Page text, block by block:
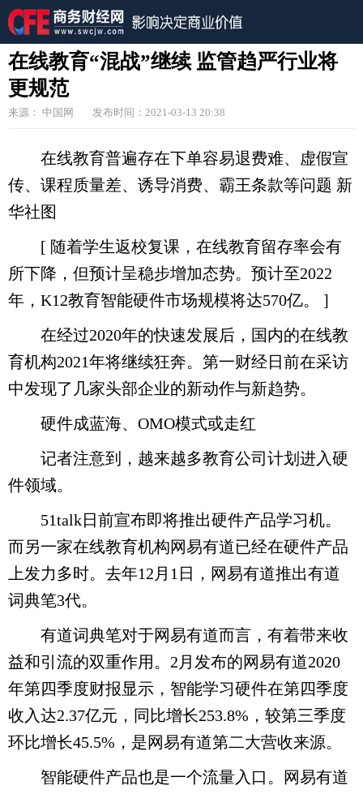
在线教育“混战”继续 监管趋严行业将
更规范
来源： 中国网 发布时间：2021-03-13 20:38
在线教育普遍存在下单容易退费难、虚假宣
传、课程质量差、诱导消费、霸王条款等问题 新
华社图
[ 随着学生返校复课，在线教育留存率会有
所下降，但预计呈稳步增加态势。预计至2022
年，K12教育智能硬件市场规模将达570亿。 ]
在经过2020年的快速发展后，国内的在线教
育机构2021年将继续狂奔。第一财经日前在采访
中发现了几家头部企业的新动作与新趋势。
硬件成蓝海、OMO模式或走红
记者注意到，越来越多教育公司计划进入硬
件领域。
51talk日前宣布即将推出硬件产品学习机。
而另一家在线教育机构网易有道已经在硬件产品
上发力多时。去年12月1日，网易有道推出有道
词典笔3代。
有道词典笔对于网易有道而言，有着带来收
益和引流的双重作用。2月发布的网易有道2020
年第四季度财报显示，智能学习硬件在第四季度
收入达2.37亿元，同比增长253.8%，较第三季度
环比增长45.5%，是网易有道第二大营收来源。
智能硬件产品也是一个流量入口。网易有道